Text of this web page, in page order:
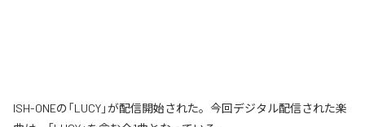
ISH-ONEの「LUCY」が配信開始された。今回デジタル配信された楽